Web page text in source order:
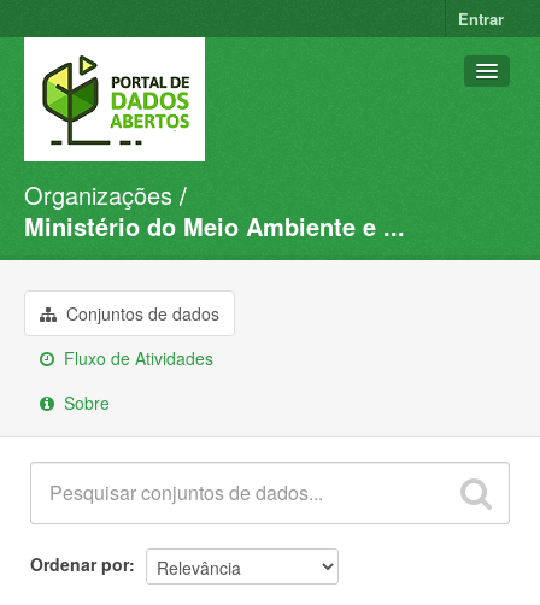
Entrar
Conjuntos de dados
Organizações
Sobre
Organizações
Ministério do Meio Ambiente e ...
Conjuntos de dados
Fluxo de Atividades
Sobre
Ordenar por